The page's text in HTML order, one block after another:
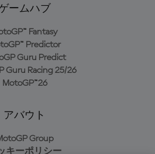
ームハブ
Fantasy
Predictor
Guru Predict
Guru Racing 25/26
MotoGP™26
アバウト
Group
キーポリシー